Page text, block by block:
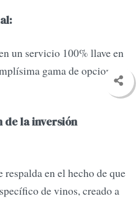
un servicio 100% llave en
gama de opciones
la inversión
en el hecho de que
de vinos, creado a